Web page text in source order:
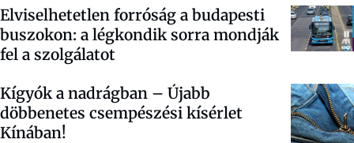
Elviselhetetlen forróság a budapesti
buszokon: a légkondik sorra mondják
fel a szolgálatot
Kígyók a nadrágban – Újabb
döbbenetes csempészési kísérlet
Kínában!